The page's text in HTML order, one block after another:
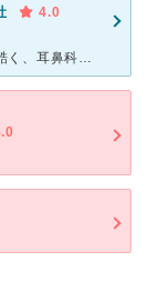
4.0
[症状・来院理由] 一昨年の冬からめまいや頭痛が酷く、耳鼻科や脳神経外科を受診したのですが異常なし……。もしかしたら生理前の症状かもと思い、上都賀病院の産婦人科に行ったのですが、「神経内科に行ったほ